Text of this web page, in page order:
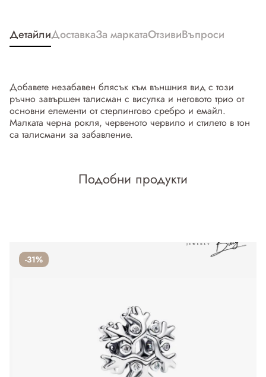
ДетайлиДоставкаЗа маркатаОтзивиВъпроси
Добавете незабавен блясък към външния вид с този
ръчно завършен талисман с висулка и неговото трио от
основни елементи от стерлингово сребро и емайл.
Малката черна рокля, червеното червило и стилето в тон
са талисмани за забавление.
Подобни продукти
-31%